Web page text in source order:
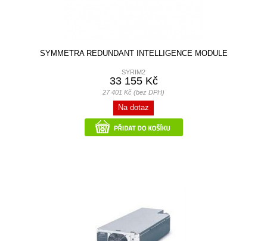
SYMMETRA REDUNDANT INTELLIGENCE MODULE
SYRIM2
33 155 Kč
27 401 Kč (bez DPH)
Na dotaz